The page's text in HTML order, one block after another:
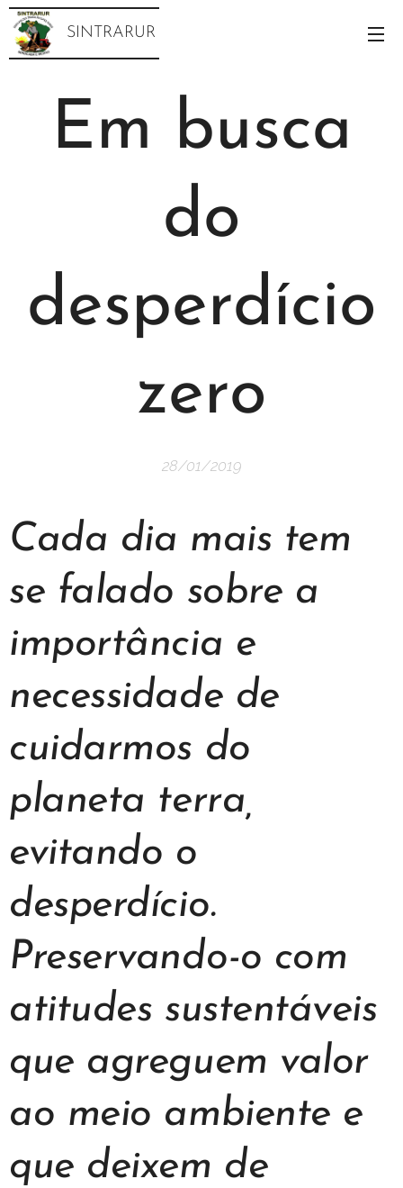
SINTRARUR
Em busca
do
desperdício
zero
28/01/2019
Cada dia mais tem
se falado sobre a
importância e
necessidade de
cuidarmos do
planeta terra,
evitando o
desperdício.
Preservando-o com
atitudes sustentáveis
que agreguem valor
ao meio ambiente e
que deixem de